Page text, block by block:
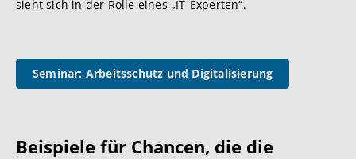
sieht sich in der Rolle eines „IT-Experten“.
Seminar: Arbeitsschutz und Digitalisierung
Beispiele für Chancen, die die